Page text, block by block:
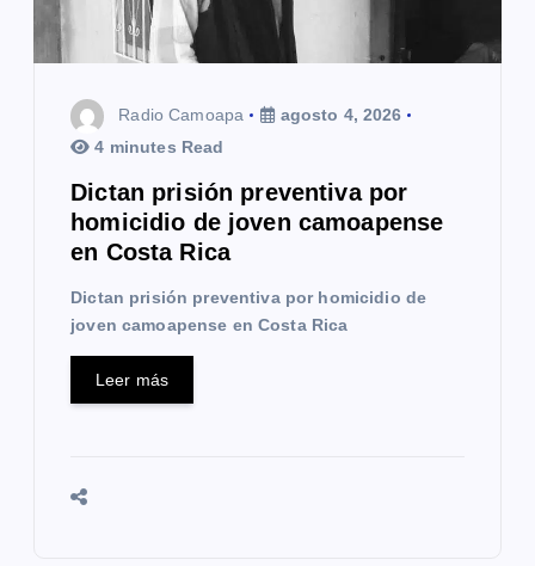
n
Radio Camoapa
agosto 4, 2026
4 minutes Read
Dictan prisión preventiva por
homicidio de joven camoapense
en Costa Rica
Dictan prisión preventiva por homicidio de
joven camoapense en Costa Rica
Leer más